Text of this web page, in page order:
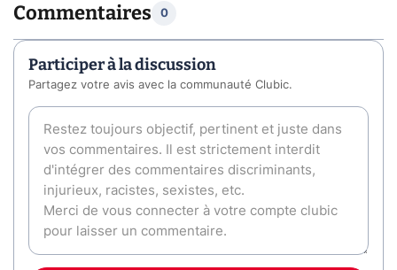
Commentaires 0
Participer à la discussion
Partagez votre avis avec la communauté Clubic.